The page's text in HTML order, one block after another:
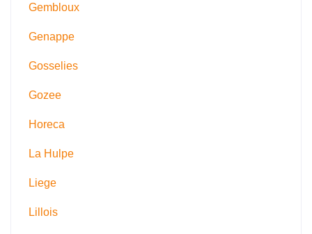
Gembloux
Genappe
Gosselies
Gozee
Horeca
La Hulpe
Liege
Lillois